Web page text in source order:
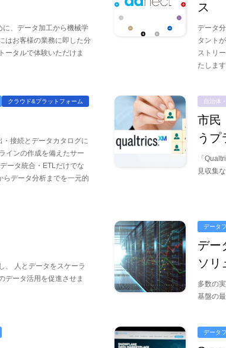
、データ加工から機械学
はお客様の業務に即した分
ータルで体験いただけま
ス
データ
タント
ストリ
たします
クラウド&プラットフォーム
接続とデータカタログに
インの作成を備えたサー
ータ統合・ETLだけでな
らデータ分析までを一元的
自治体
市民
うプ
「
見収集
、 人とデータをスケーラ
データ活用を促進させま
データ
デー
ソリ
多数の
基盤の
データ